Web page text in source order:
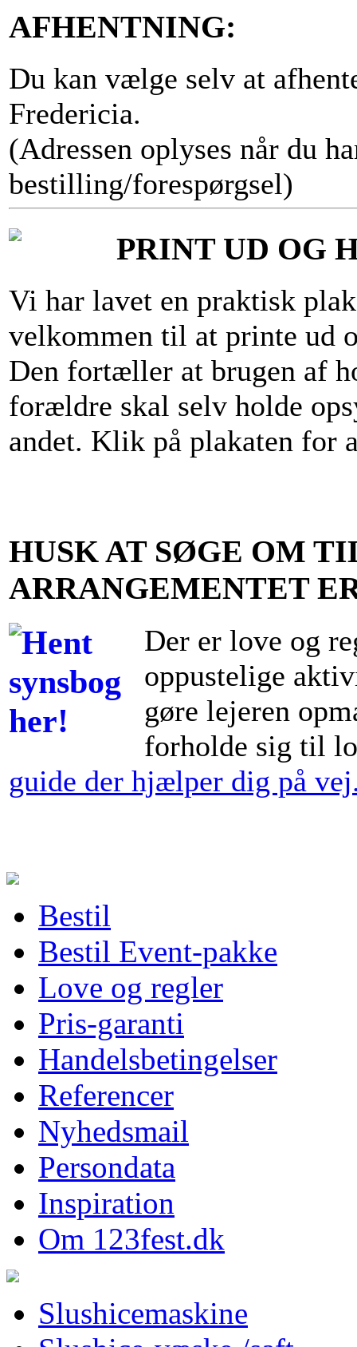
AFHENTNING:
Du kan vælge selv at
Fredericia.
(Adressen oplyses når du
bestilling/forespørgsel)
PRINT UD OG
Vi har lavet en praktisk
velkommen til at printe ud
Den fortæller at brugen af
forældre skal selv holde
andet. Klik på plakaten for
HUSK AT SØGE OM
ARRANGEMENTET
Der er love og
oppustelige
gøre lejeren
forholde sig til
guide der hjælper dig på
Bestil
Bestil Event-pakke
Love og regler
Pris-garanti
Handelsbetingelser
Referencer
Nyhedsmail
Persondata
Inspiration
Om 123fest.dk
Slushicemaskine